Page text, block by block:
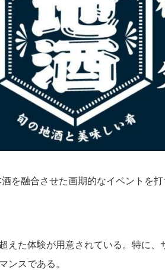
を融合させた画期的なイベントを
えた体験が用意されている。特に、
ンスである。